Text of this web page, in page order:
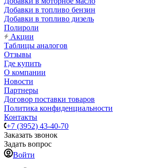
Добавки в топливо бензин
Добавки в топливо дизель
Полироли
Акции
Таблицы аналогов
Отзывы
Где купить
О компании
Новости
Партнеры
Договор поставки товаров
Политика конфиденциальности
Контакты
+7 (3952) 43-40-70
Заказать звонок
Задать вопрос
Войти